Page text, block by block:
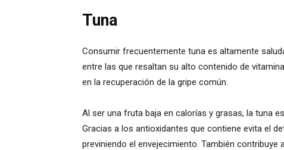
Tuna
Consumir frecuentemente tuna es altamente
entre las que resaltan su alto contenido de
en la recuperación de la gripe común.
Al ser una fruta baja en calorías y grasas, la tuna
Gracias a los antioxidantes que contiene evita el
previniendo el envejecimiento. También